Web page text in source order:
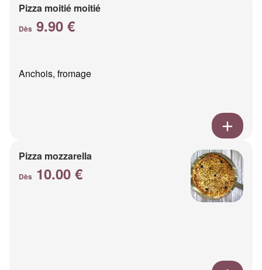
Pizza moitié moitié
Dès 9.90 €
Anchois, fromage
Pizza mozzarella
Dès 10.00 €